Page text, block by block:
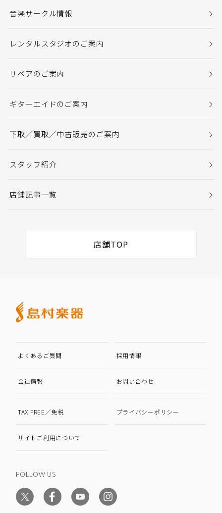
音楽サークル情報
レンタルスタジオのご案内
リペアのご案内
ギターエイドのご案内
下取／買取／中古販売のご案内
スタッフ紹介
店舗記事一覧
店舗TOP
よくあるご質問 採用情報
会社情報 お問い合わせ
TAX FREE／免税 プライバシーポリシー
サイトご利用について
FOLLOW US